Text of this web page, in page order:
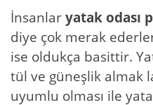
İnsanlar yatak odası
diye çok merak
ise oldukça basittir.
tül ve güneşlik almak
uyumlu olması ile